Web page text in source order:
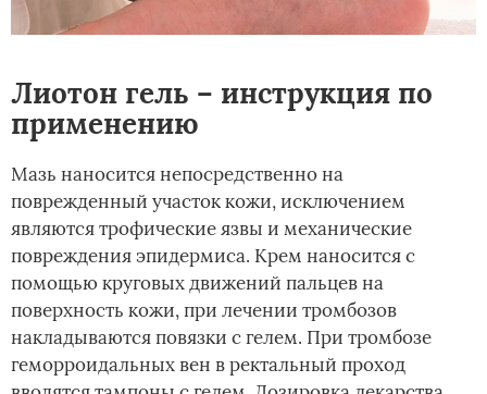
Лиотон гель – инструкция по
применению
Мазь наносится непосредственно на
поврежденный участок кожи, исключением
являются трофические язвы и механические
повреждения эпидермиса. Крем наносится с
помощью круговых движений пальцев на
поверхность кожи, при лечении тромбозов
накладываются повязки с гелем. При тромбозе
геморроидальных вен в ректальный проход